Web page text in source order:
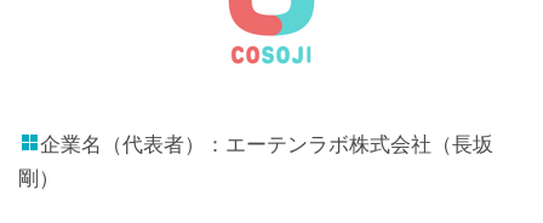
企業名（代表者）：エーテンラボ株式会社（長坂
剛）